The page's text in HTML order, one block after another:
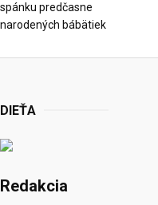
spánku predčasne
narodených bábätiek
DIEŤA
Redakcia